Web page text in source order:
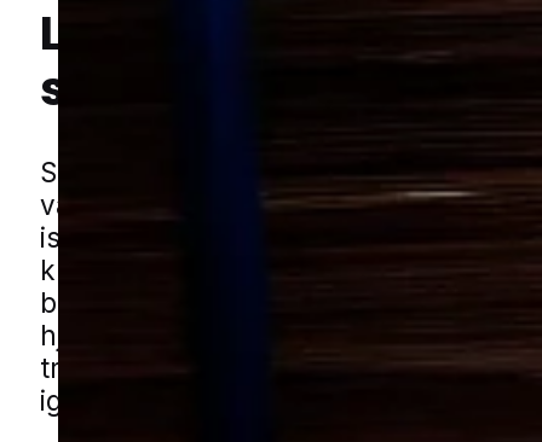
Lokal bekæmpelse
skægkræ
Skægkræ kan hurtigt sprede sig i en
være svære at slippe af med alene.
især, hvor der er rolige omgivelser og
kroge at gemme sig i, som man ofte
både ældre og nyere boliger. Vores
hjælpe dig af med skægkræ på en
tryg måde, så du kan føle dig tilpas i
igen.